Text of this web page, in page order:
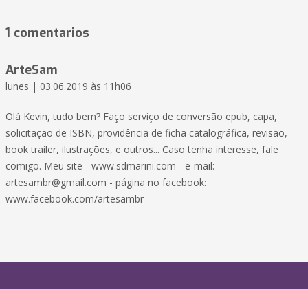
1 comentarios
ArteSam
lunes | 03.06.2019 às 11h06
Olá Kevin, tudo bem? Faço serviço de conversão epub, capa,
solicitação de ISBN, providência de ficha catalográfica, revisão,
book trailer, ilustrações, e outros... Caso tenha interesse, fale
comigo. Meu site - www.sdmarini.com - e-mail:
artesambr@gmail.com - página no facebook:
www.facebook.com/artesambr